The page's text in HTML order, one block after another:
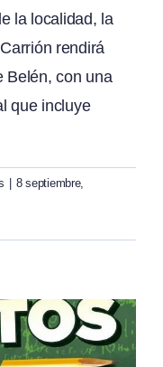
la localidad, la
rendirá
Belén, con una
que incluye
8 septiembre,